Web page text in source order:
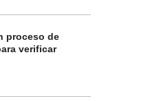
proceso de
verificar